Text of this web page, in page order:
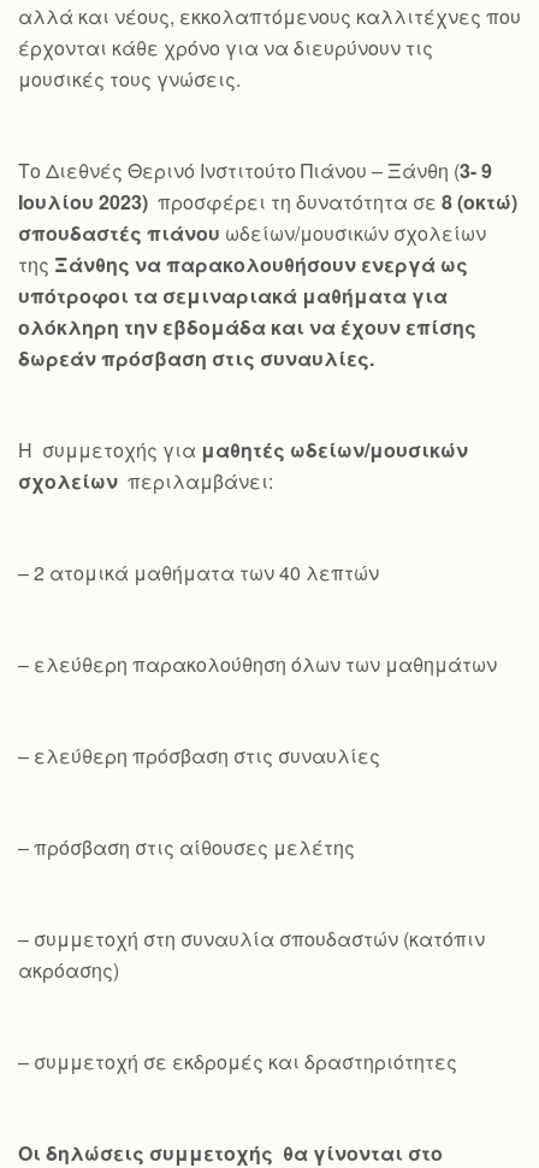
αλλά και νέους, εκκολαπτόμενους καλλιτέχνες που
έρχονται κάθε χρόνο για να διευρύνουν τις
μουσικές τους γνώσεις.
Το Διεθνές Θερινό Ινστιτούτο Πιάνου – Ξάνθη (3- 9
Ιουλίου 2023) προσφέρει τη δυνατότητα σε 8 (οκτώ)
σπουδαστές πιάνου ωδείων/μουσικών σχολείων
της Ξάνθης να παρακολουθήσουν ενεργά ως
υπότροφοι τα σεμιναριακά μαθήματα για
ολόκληρη την εβδομάδα και να έχουν επίσης
δωρεάν πρόσβαση στις συναυλίες.
Η συμμετοχής για μαθητές ωδείων/μουσικών
σχολείων περιλαμβάνει:
– 2 ατομικά μαθήματα των 40 λεπτών
– ελεύθερη παρακολούθηση όλων των μαθημάτων
– ελεύθερη πρόσβαση στις συναυλίες
– πρόσβαση στις αίθουσες μελέτης
– συμμετοχή στη συναυλία σπουδαστών (κατόπιν
ακρόασης)
– συμμετοχή σε εκδρομές και δραστηριότητες
Οι δηλώσεις συμμετοχής θα γίνονται στο